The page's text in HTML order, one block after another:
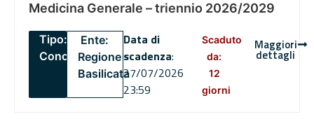
Medicina Generale – triennio 2026/2029
Tipo:
Concorsi
Ente:
Regione
Basilicata
Data di
scadenza:
27/07/2026
23:59
Scaduto
da:
12
giorni
Maggiori
dettagli